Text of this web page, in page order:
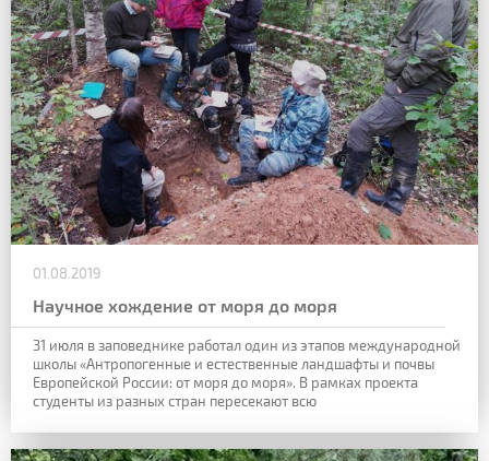
01.08.2019
Научное хождение от моря до моря
31 июля в заповеднике работал один из этапов международной
школы «Антропогенные и естественные ландшафты и почвы
Европейской России: от моря до моря». В рамках проекта
студенты из разных стран пересекают всю